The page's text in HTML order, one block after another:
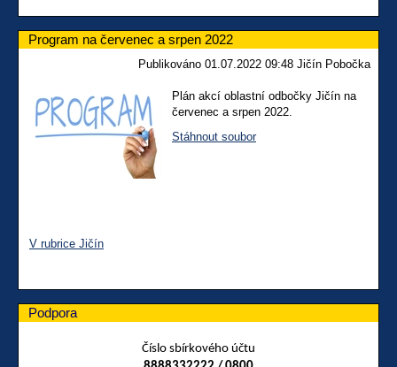
Program na červenec a srpen 2022
Publikováno 01.07.2022 09:48 Jičín Pobočka
Plán akcí oblastní odbočky Jičín na
červenec a srpen 2022.
Stáhnout soubor
V rubrice Jičín
Podpora
Číslo sbírkového účtu